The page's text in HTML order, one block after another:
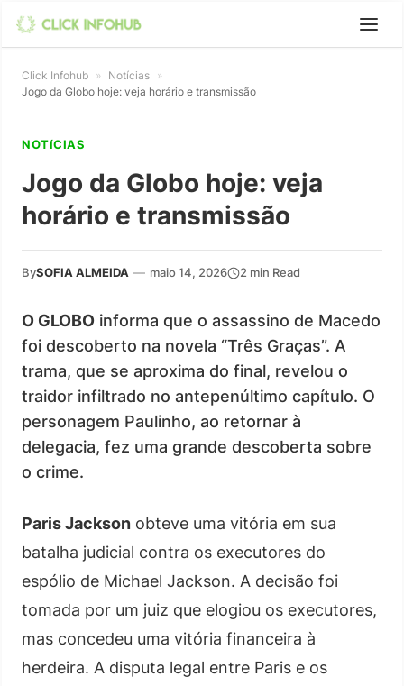
Click Infohub » Notícias »
Jogo da Globo hoje: veja horário e transmissão
NOTíCIAS
Jogo da Globo hoje: veja
horário e transmissão
BySOFIA ALMEIDA — maio 14, 2026 2 min Read
O GLOBO informa que o assassino de Macedo
foi descoberto na novela “Três Graças”. A
trama, que se aproxima do final, revelou o
traidor infiltrado no antepenúltimo capítulo. O
personagem Paulinho, ao retornar à
delegacia, fez uma grande descoberta sobre
o crime.
Paris Jackson obteve uma vitória em sua
batalha judicial contra os executores do
espólio de Michael Jackson. A decisão foi
tomada por um juiz que elogiou os executores,
mas concedeu uma vitória financeira à
herdeira. A disputa legal entre Paris e os